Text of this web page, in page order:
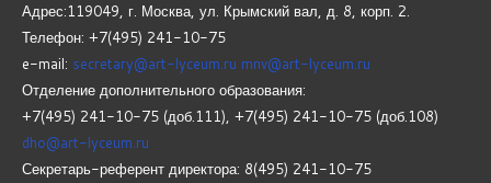
Адрес:119049, г. Москва, ул. Крымский вал, д. 8, корп. 2.
Телефон: +7(495) 241-10-75
e-mail: secretary@art-lyceum.ru mnv@art-lyceum.ru
Отделение дополнительного образования:
+7(495) 241-10-75 (доб.111), +7(495) 241-10-75 (доб.108)
dho@art-lyceum.ru
Секретарь-референт директора: 8(495) 241-10-75